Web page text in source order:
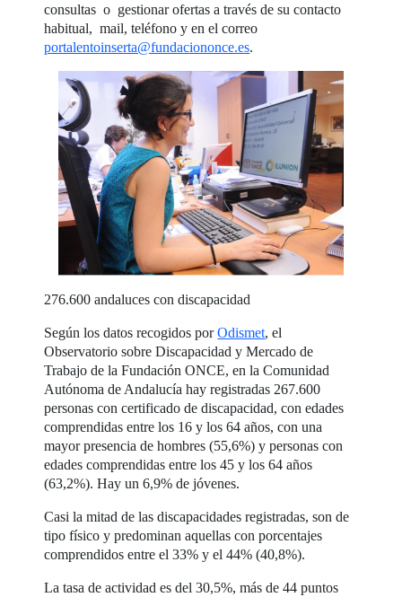
consultas o gestionar ofertas a través de su contacto
habitual, mail, teléfono y en el correo
portalentoinserta@fundaciononce.es.
276.600 andaluces con discapacidad
Según los datos recogidos porOdismet, el
Observatorio sobre Discapacidad y Mercado de
Trabajo de la Fundación ONCE, en la Comunidad
Autónoma de Andalucía hay registradas 267.600
personas con certificado de discapacidad, con edades
comprendidas entre los 16 y los 64 años, con una
mayor presencia de hombres (55,6%) y personas con
edades comprendidas entre los 45 y los 64 años
(63,2%). Hay un 6,9% de jóvenes.
Casi la mitad de las discapacidades registradas, son de
tipo físico y predominan aquellas con porcentajes
comprendidos entre el 33% y el 44% (40,8%).
La tasa de actividad es del 30,5%, más de 44 puntos